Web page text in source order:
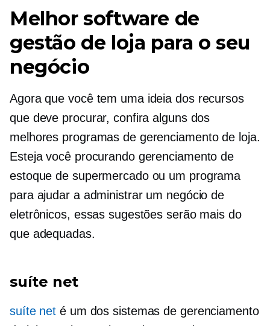
Melhor software de
gestão de loja para o seu
negócio
Agora que você tem uma ideia dos recursos
que deve procurar, confira alguns dos
melhores programas de gerenciamento de loja.
Esteja você procurando gerenciamento de
estoque de supermercado ou um programa
para ajudar a administrar um negócio de
eletrônicos, essas sugestões serão mais do
que adequadas.
suíte net
suíte net é um dos sistemas de gerenciamento